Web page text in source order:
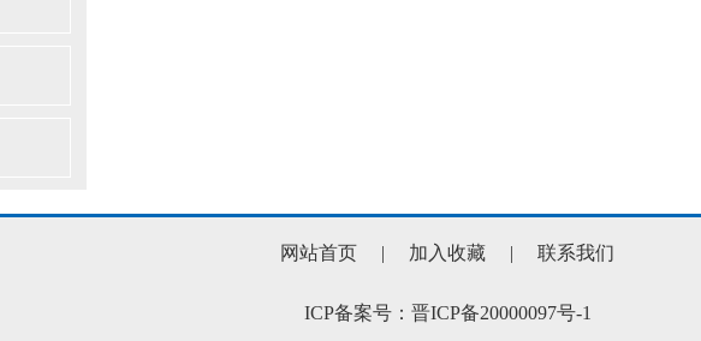
网站首页 | 加入收藏 | 联系我们
ICP备案号：晋ICP备20000097号-1